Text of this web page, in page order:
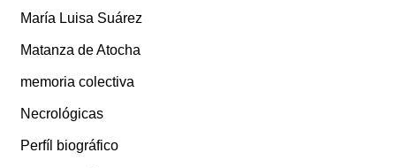
María Luisa Suárez
Matanza de Atocha
memoria colectiva
Necrológicas
Perfíl biográfico